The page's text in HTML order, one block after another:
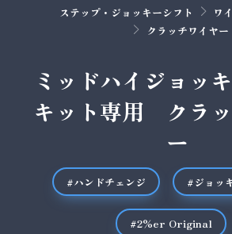
ステップ・ジョッキーシフト
ワ
クラッチワイヤー
ミッドハイジョッ
キット専用 クラ
ー
#ハンドチェンジ #ジョッ
#2%er Original